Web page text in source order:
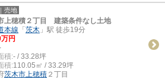
なっており陽当た...
売地
上穂積２丁目 建築条件なし土地
本線 「 茨木 」駅 徒歩19分
円
積:- / 33.28坪
積:110.05㎡ / 33.29坪
茨木市上穂積 ２丁目